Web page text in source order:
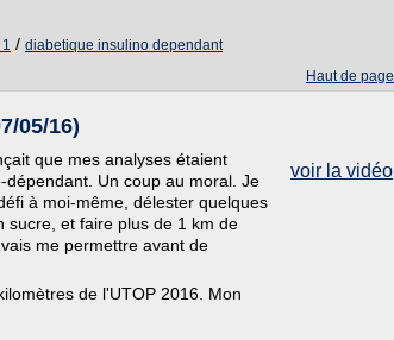
/ diabetique insulino dependant
Haut de page
05/16)
voir la vidéo
que mes analyses étaient
Un coup au moral. Je
à moi-même, délester quelques
sucre, et faire plus de 1 km de
me permettre avant de
de l'UTOP 2016. Mon